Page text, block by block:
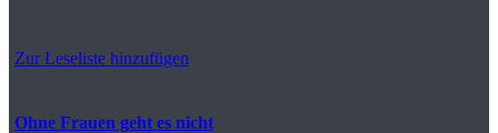
Zur Leseliste hinzufügen
Ohne Frauen geht es nicht